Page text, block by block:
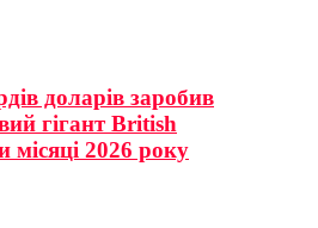
доларів заробив
гігант British
місяці 2026 року